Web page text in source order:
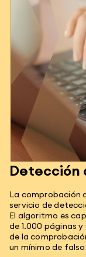
Detección
La comprobación
servicio de
El algoritmo es
de 1.000 páginas
de la
un mínimo de